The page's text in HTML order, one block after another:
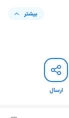
بیشتر
ارسال